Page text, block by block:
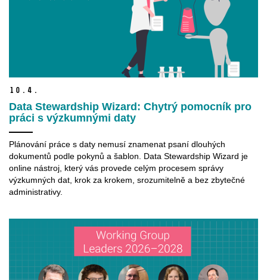
10. 4.
Data Stewardship Wizard: Chytrý pomocník pro
práci s výzkumnými daty
Plánování práce s daty nemusí znamenat psaní dlouhých
dokumentů podle pokynů a šablon. Data Stewardship Wizard je
online nástroj, který vás provede celým procesem správy
výzkumných dat, krok za krokem, srozumitelně a bez zbytečné
administrativy.